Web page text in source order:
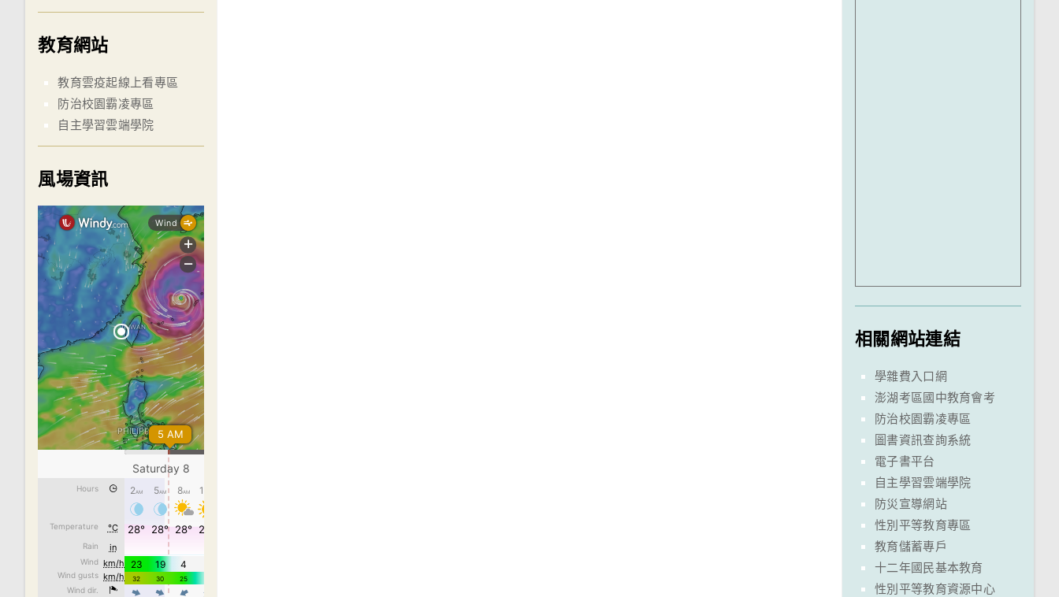
教育網站
教育雲疫起線上看專區
防治校園霸凌專區
自主學習雲端學院
風場資訊
相關網站連結
學雜費入口網
澎湖考區國中教育會考
防治校園霸凌專區
圖書資訊查詢系統
電子書平台
自主學習雲端學院
防災宣導網站
性別平等教育專區
教育儲蓄專戶
十二年國民基本教育
性別平等教育資源中心